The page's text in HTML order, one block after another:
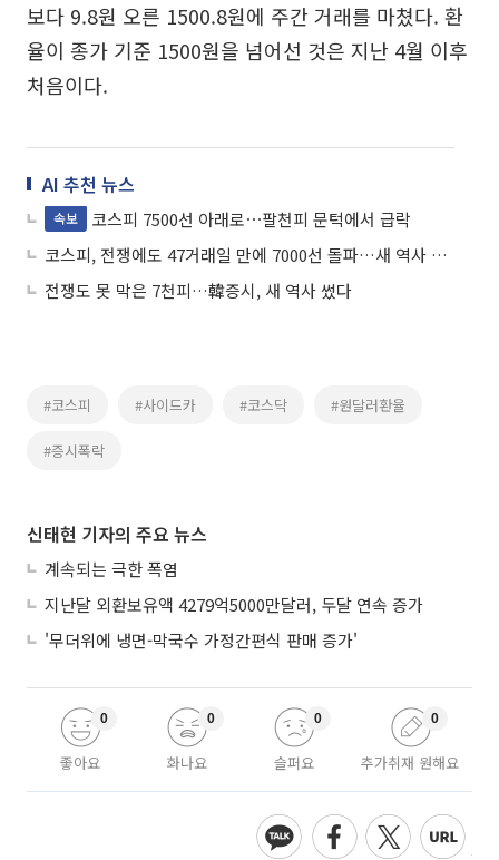
보다 9.8원 오른 1500.8원에 주간 거래를 마쳤다. 환
율이 종가 기준 1500원을 넘어선 것은 지난 4월 이후
처음이다.
AI 추천 뉴스
속보
코스피 7500선 아래로⋯팔천피 문턱에서 급락
코스피, 전쟁에도 47거래일 만에 7000선 돌파…새 역사 쓴 韓증시
전쟁도 못 막은 7천피…韓증시, 새 역사 썼다
#코스피 #사이드카 #코스닥 #원달러환율
#증시폭락
신태현 기자의 주요 뉴스
계속되는 극한 폭염
지난달 외환보유액 4279억5000만달러, 두달 연속 증가
'무더위에 냉면-막국수 가정간편식 판매 증가'
좋아요
0
화나요
0
슬퍼요
0
추가취재 원해요
0